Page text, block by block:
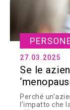
27.03.2025
Se le
Perché
l’impatto che